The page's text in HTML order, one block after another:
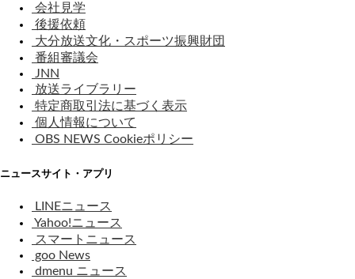
会社見学
後援依頼
大分放送文化・スポーツ振興財団
番組審議会
JNN
放送ライブラリー
特定商取引法に基づく表示
個人情報について
OBS NEWS Cookieポリシー
ニュースサイト・アプリ
LINEニュース
Yahoo!ニュース
スマートニュース
goo News
dmenu ニュース